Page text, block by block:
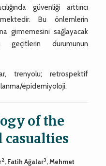
güvenliği arttırıcı
Bu önlemlerin
girmemesini sağlayacak
durumunun
trenyolu; retrospektif
epidemiyoloji.
of the
2, Fatih Ağalar3, Mehmet